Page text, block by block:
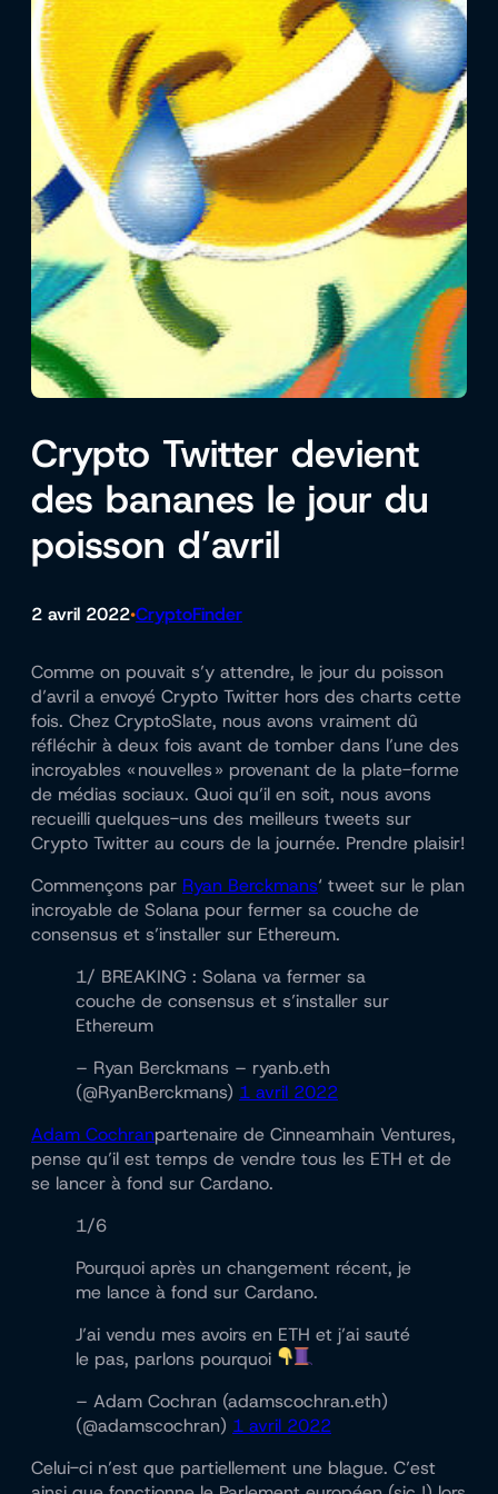
Crypto Twitter devient
des bananes le jour du
poisson d’avril
2 avril 2022•CryptoFinder
Comme on pouvait s’y attendre, le jour du poisson
d’avril a envoyé Crypto Twitter hors des charts cette
fois. Chez CryptoSlate, nous avons vraiment dû
réfléchir à deux fois avant de tomber dans l’une des
incroyables « nouvelles » provenant de la plate-forme
de médias sociaux. Quoi qu’il en soit, nous avons
recueilli quelques-uns des meilleurs tweets sur
Crypto Twitter au cours de la journée. Prendre plaisir!
Commençons par Ryan Berckmans‘ tweet sur le plan
incroyable de Solana pour fermer sa couche de
consensus et s’installer sur Ethereum.
1/ BREAKING : Solana va fermer sa
couche de consensus et s’installer sur
Ethereum
– Ryan Berckmans – ryanb.eth
(@RyanBerckmans) 1 avril 2022
Adam Cochranpartenaire de Cinneamhain Ventures,
pense qu’il est temps de vendre tous les ETH et de
se lancer à fond sur Cardano.
1/6
Pourquoi après un changement récent, je
me lance à fond sur Cardano.
J’ai vendu mes avoirs en ETH et j’ai sauté
le pas, parlons pourquoi
– Adam Cochran (adamscochran.eth)
(@adamscochran) 1 avril 2022
Celui-ci n’est que partiellement une blague. C’est